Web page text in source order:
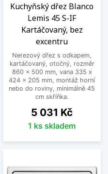
Kuchyňský dřez Blanco
Lemis 45 S-IF
Kartáčovaný, bez
excentru
Nerezový dřez s odkapem,
kartáčovaný, otočný, rozměr
860 x 500 mm, vana 335 x
424 x 205 mm, montáž horní
nebo do roviny, minimálně 45
cm skříňka.
Cena
5 031 Kč
1 ks skladem